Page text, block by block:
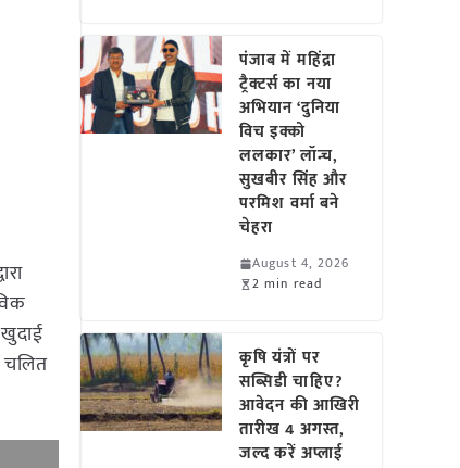
पंजाब में महिंद्रा
ट्रैक्टर्स का नया
अभियान ‘दुनिया
विच इक्को
ललकार’ लॉन्च,
सुखबीर सिंह और
परमिश वर्मा बने
चेहरा
August 4, 2026
2 min read
कृषि यंत्रों पर
सब्सिडी चाहिए?
आवेदन की आखिरी
तारीख 4 अगस्त,
जल्द करें अप्लाई